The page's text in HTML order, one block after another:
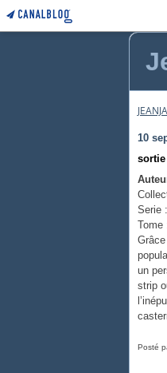
10
sortie
Serie :
Tome
un
strip
Posté